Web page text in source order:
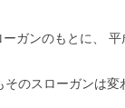
ガンのもとに、 平
のスローガンは変